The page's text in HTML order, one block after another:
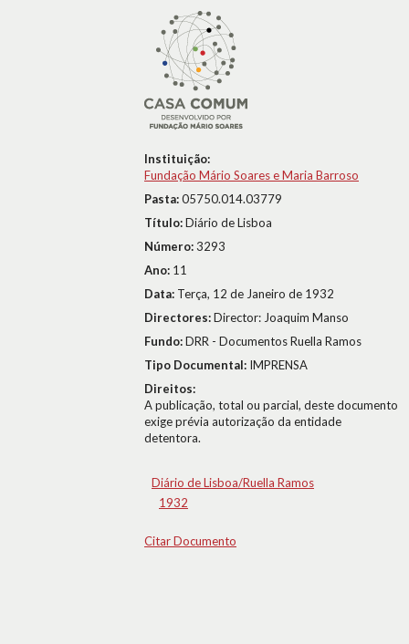
Instituição:
Fundação Mário Soares e Maria Barroso
Pasta:05750.014.03779
Título:Diário de Lisboa
Número:3293
Ano: 11
Data: Terça, 12 de Janeiro de 1932
Directores:Director: Joaquim Manso
Fundo:DRR - Documentos Ruella Ramos
Tipo Documental: IMPRENSA
Direitos:
A publicação, total ou parcial, deste documento
exige prévia autorização da entidade
detentora.
Diário de Lisboa/Ruella Ramos
1932
Citar Documento